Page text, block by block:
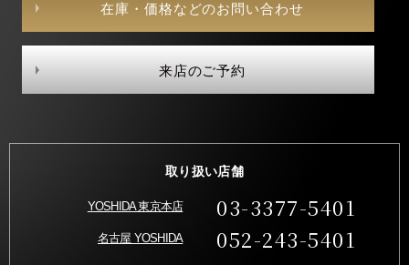
在庫・価格などのお問い合わせ
来店のご予約
取り扱い店舗
YOSHIDA 東京本店 03-3377-5401
名古屋 YOSHIDA 052-243-5401